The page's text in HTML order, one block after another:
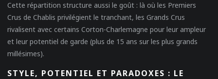
Cette répartition structure aussi le goût : là où les Premiers
Crus de Chablis privilégient le tranchant, les Grands Crus
rivalisent avec certains Corton-Charlemagne pour leur ampleur
et leur potentiel de garde (plus de 15 ans sur les plus grands
millésimes).
STYLE, POTENTIEL ET PARADOXES : LE